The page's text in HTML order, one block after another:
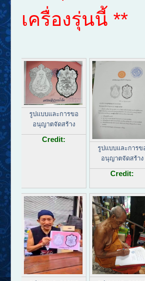
เครื่องรุ่นนี้ **
รูปแบบและการขอ
อนุญาตจัดสร้าง
Credit:
รูปแบบและการข
อนุญาตจัดสร้าง
Credit: